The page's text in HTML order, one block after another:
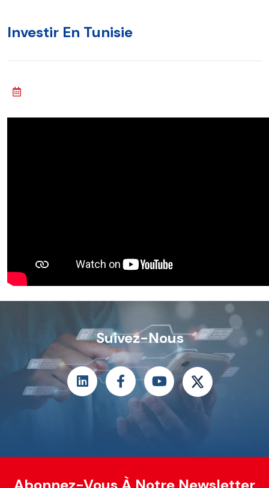
Investir En Tunisie
Suivez-Nous